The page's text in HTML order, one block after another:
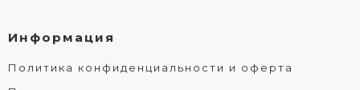
Информация
Политика конфиденциальности и оферта